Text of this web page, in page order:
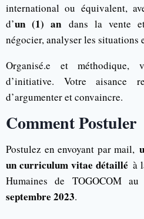
international ou équivalent,
d’un (1) an dans la vente
négocier, analyser les situations
Organisé.e et méthodique,
d’initiative. Votre aisance
d’argumenter et convaincre.
Comment Postuler
Postulez en envoyant par mail,
un curriculum vitae détaillé à
Humaines de TOGOCOM au
septembre 2023.